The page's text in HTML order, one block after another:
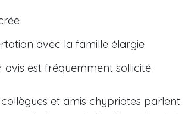
avec la famille élargie
est fréquemment sollicité
et amis chypriotes parlent